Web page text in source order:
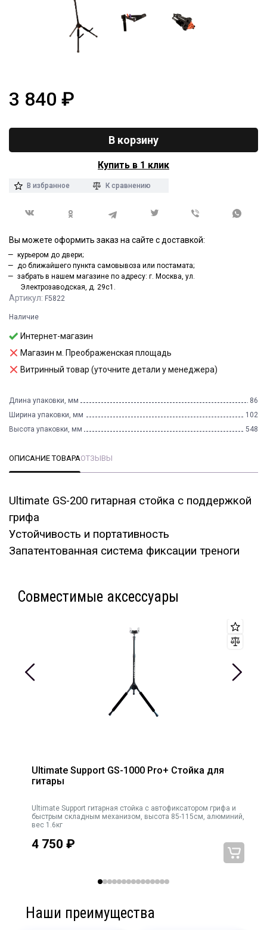
Артикул: F5822
Наличие
Интернет-магазин
Магазин м. Преображенская площадь
Витринный товар (уточните детали у менеджера)
Длина упаковки, мм
86
Ширина упаковки, мм
102
Высота упаковки, мм
548
3 840 ₽
В корзину
Купить в 1 клик
В избранное К сравнению
Вы можете оформить заказ на сайте с доставкой:
курьером до двери;
до ближайшего пункта самовывоза или постамата;
забрать в нашем магазине по адресу: г. Москва, ул.
Электрозаводская, д. 29с1.
ОПИСАНИЕ ТОВАРАОТЗЫВЫ
Ultimate GS-200 гитарная стойка с поддержкой
грифа
Устойчивость и портативность
Запатентованная система фиксации треноги
Совместимые аксессуары
Ultimate Support GS-1000 Pro+ Стойка для
гитары
Ultimate Support гитарная стойка с автофиксатором грифа и
быстрым складным механизом, высота 85-115см, алюминий,
вес 1.6кг
4 750 ₽
Наши преимущества